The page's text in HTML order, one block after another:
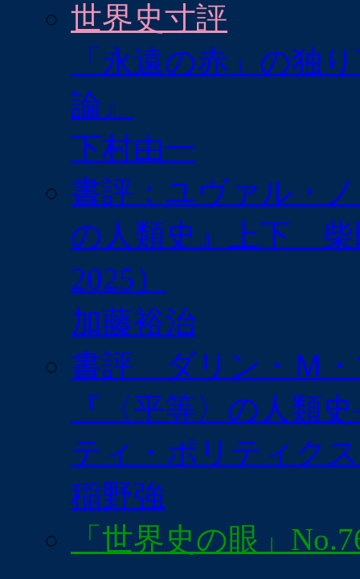
世界史寸評
「永遠の赤」の独
論』
下村由一
書評：ユヴァル・
の人類史』上下 柴
2025）
加藤裕治
書評 ダリン・Ｍ・
『〈平等〉の人類
ティ・ポリティク
稲野強
「世界史の眼」